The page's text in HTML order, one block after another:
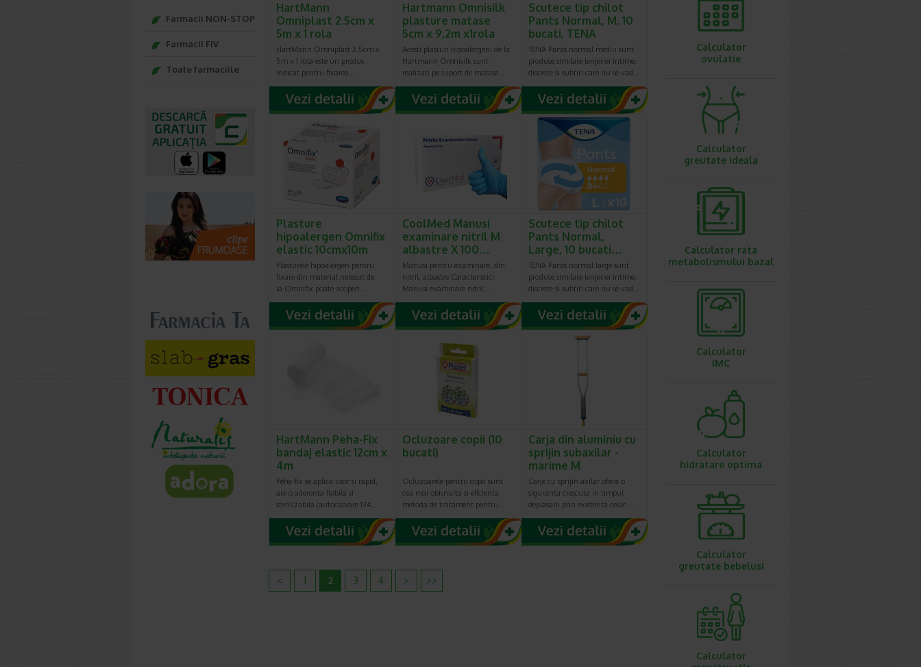
HartMann
Omniplast 2.5cm x
5m x 1 rola
HartMann Omniplast 2.5cm x
5m x 1 rola este un produs
indicat pentru fixarea…
Hartmann Omnisilk
plasture matase
5cm x 9,2m x1rola
Acesti plasturi hipoalergeni de la
Hartmann Omnisilk sunt
realizati pe suport de matase…
Scutece tip chilot
Pants Normal, M, 10
bucati, TENA
TENA Pants normal mediu sunt
produse similare lenjeriei intime,
discrete si subtiri care nu se vad…
Plasture
hipoalergen Omnifix
elastic 10cmx10m
Plasturele hipoalergen pentru
fixare din material netesut de
la Omnifix poate acoperi…
CoolMed Manusi
examinare nitril M
albastre X 100…
Manusi pentru examinare, din
nitril, albastre Caracteristici
Manusi examinare nitril…
Scutece tip chilot
Pants Normal,
Large, 10 bucati…
TENA Pants normal large sunt
produse similare lenjeriei intime,
discrete si subtiri care nu se vad…
HartMann Peha-Fix
bandaj elastic 12cm x
4m
Peha-fix se aplica usor si rapid,
are o aderenta fiabila si
sterilizabila (autoclavare 134…
Ocluzoare copii (10
bucati)
Ocluzoarele pentru copii sunt
cea mai obisnuita si eficienta
metoda de tratament pentru…
Carja din aluminiu cu
sprijin subaxilar -
marime M
Carje cu sprijin axilar ofera o
siguranta crescuta in timpul
deplasarii prin existenta celor …
< 1 2 3 4 > >>
Farmacii NON-STOP
Farmacii FIV
Toate farmaciile
Calculator
ovulatie
Calculator
greutate ideala
Calculator rata
metabolismului bazal
Calculator
IMC
Calculator
hidratare optima
Calculator
greutate bebelusi
Calculator